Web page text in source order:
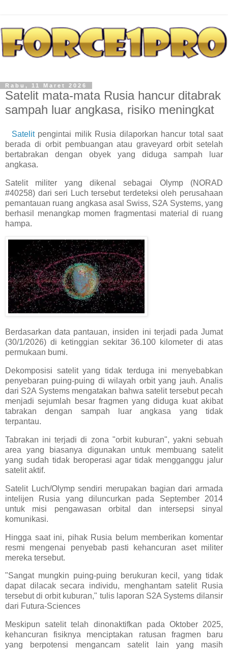
Rabu, 11 Maret 2026
Satelit mata-mata Rusia hancur ditabrak
sampah luar angkasa, risiko meningkat
Satelitpengintai milik Rusia dilaporkan hancur total saat
berada di orbit pembuangan atau graveyard orbit setelah
bertabrakan dengan obyek yang diduga sampah luar
angkasa.
Satelit militer yang dikenal sebagai Olymp (NORAD
#40258) dari seri Luch tersebut terdeteksi oleh perusahaan
pemantauan ruang angkasa asal Swiss, S2A Systems, yang
berhasil menangkap momen fragmentasi material di ruang
hampa.
Berdasarkan data pantauan, insiden ini terjadi pada Jumat
(30/1/2026) di ketinggian sekitar 36.100 kilometer di atas
permukaan bumi.
Dekomposisi satelit yang tidak terduga ini menyebabkan
penyebaran puing-puing di wilayah orbit yang jauh. Analis
dari S2A Systems mengatakan bahwa satelit tersebut pecah
menjadi sejumlah besar fragmen yang diduga kuat akibat
tabrakan dengan sampah luar angkasa yang tidak
terpantau.
Tabrakan ini terjadi di zona "orbit kuburan", yakni sebuah
area yang biasanya digunakan untuk membuang satelit
yang sudah tidak beroperasi agar tidak mengganggu jalur
satelit aktif.
Satelit Luch/Olymp sendiri merupakan bagian dari armada
intelijen Rusia yang diluncurkan pada September 2014
untuk misi pengawasan orbital dan intersepsi sinyal
komunikasi.
Hingga saat ini, pihak Rusia belum memberikan komentar
resmi mengenai penyebab pasti kehancuran aset militer
mereka tersebut.
"Sangat mungkin puing-puing berukuran kecil, yang tidak
dapat dilacak secara individu, menghantam satelit Rusia
tersebut di orbit kuburan," tulis laporan S2A Systems dilansir
dari Futura-Sciences
Meskipun satelit telah dinonaktifkan pada Oktober 2025,
kehancuran fisiknya menciptakan ratusan fragmen baru
yang berpotensi mengancam satelit lain yang masih